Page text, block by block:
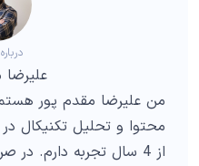
من علیرضا مقدم پور
محتوا و تحلیل تکنیکال
از 4 سال تجربه دارم.